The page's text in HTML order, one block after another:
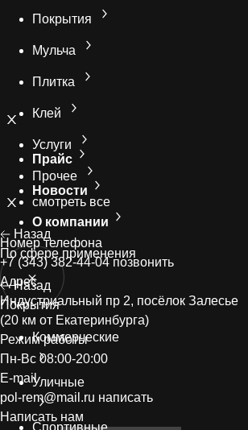
Покрытия
Мульча
Плитка
Клей
Услуги
Прочее
смотреть все
Назад
По сфере применения
Назад
Покрытия
Коммерческие
Уличные
Спортивные
Номер телефонa
+7 (343) 382-44-04позвонить
Адрес
Индустриальный пр 2, посёлок Залесье
(20 км от Екатеринбурга)
Режим работы
Пн-Вс 08:00-20:00
E-mail
pol-rem@mail.ru написать
Написать нам
Прайс
Новости
О компании